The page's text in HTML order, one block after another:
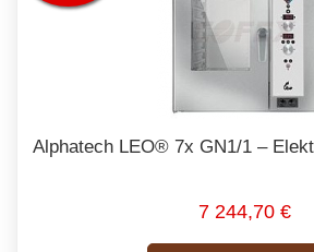
Alphatech LEO® 7x GN1/1 –
7 244,70 €